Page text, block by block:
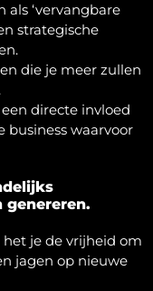
‘vervangbare
strategische
die je meer zullen
directe invloed
business waarvoor
je de vrijheid om
jagen op nieuwe